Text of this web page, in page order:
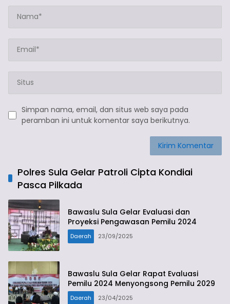
Simpan nama, email, dan situs web saya pada
peramban ini untuk komentar saya berikutnya.
Polres Sula Gelar Patroli Cipta Kondiai
Pasca Pilkada
Bawaslu Sula Gelar Evaluasi dan
Proyeksi Pengawasan Pemilu 2024
Daerah 23/09/2025
Bawaslu Sula Gelar Rapat Evaluasi
Pemilu 2024 Menyongsong Pemilu 2029
Daerah 23/04/2025